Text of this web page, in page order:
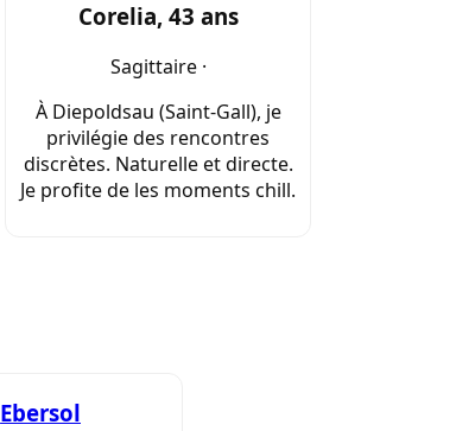
Corelia, 43 ans
Sagittaire ·
À Diepoldsau (Saint-Gall), je
privilégie des rencontres
discrètes. Naturelle et directe.
Je profite de les moments chill.
Ebersol